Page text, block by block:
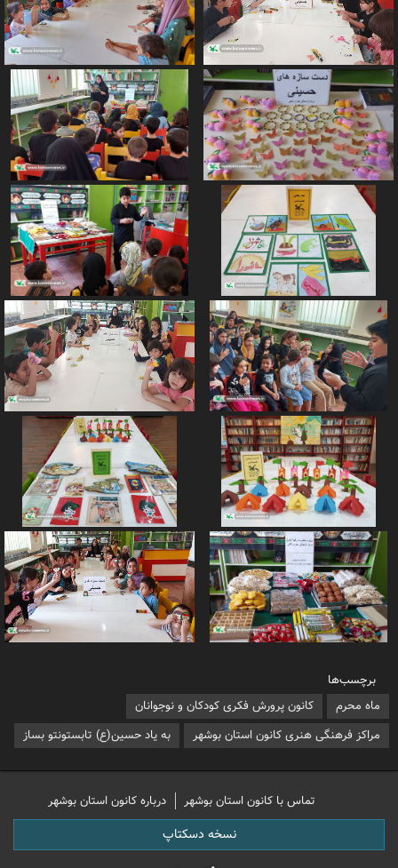
برچسب‌ها
ماه محرم
کانون پرورش فکری کودکان و نوجوانان
مراکز فرهنگی هنری کانون استان بوشهر
به یاد حسین(ع) تابستونتو بساز
تماس با کانون استان بوشهر درباره کانون استان بوشهر
نسخه دسکتاپ